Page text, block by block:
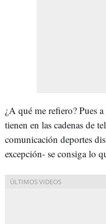
¿A qué me refiero? Pues
tienen en las cadenas de
comunicación deportes
excepción- se consiga lo